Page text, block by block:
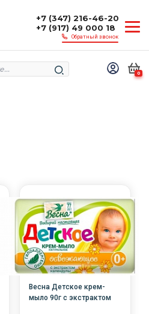
+7 (347) 216-46-20
+7 (917) 49 000 18
Обратный звонок
0
Весна Детское крем-
мыло 90г с экстрактом